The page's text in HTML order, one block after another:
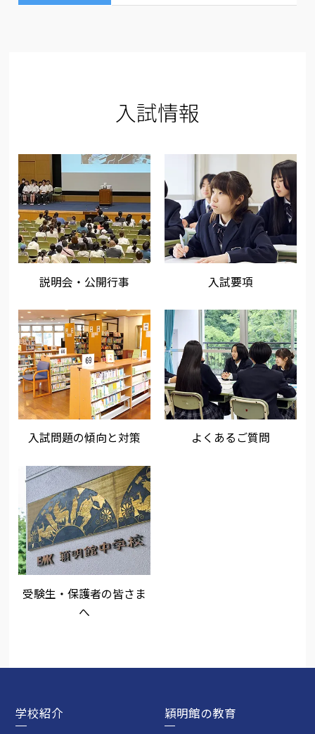
入試情報
説明会・公開行事 入試要項
入試問題の傾向と対策 よくあるご質問
受験生・保護者の皆さま
へ
学校紹介
穎明館の教育